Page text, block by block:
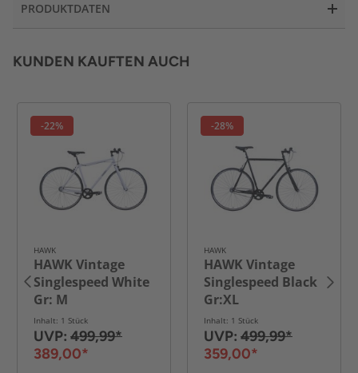
PRODUKTDATEN
KUNDEN KAUFTEN AUCH
-22%
HAWK
HAWK Vintage
Singlespeed White
Gr: M
Inhalt: 1 Stück
UVP: 499,99*
389,00*
-28%
HAWK
HAWK Vintage
Singlespeed Black
Gr:XL
Inhalt: 1 Stück
UVP: 499,99*
359,00*